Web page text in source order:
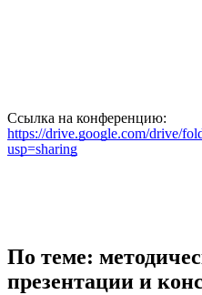
Ссылка на конференцию:
https://drive.google.com/drive/
usp=sharing
По теме:
презентации и